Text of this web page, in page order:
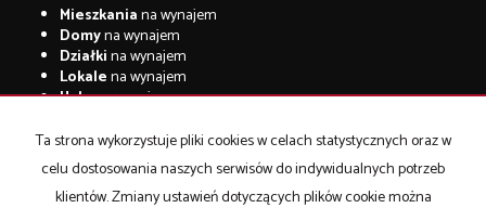
Mieszkaniana wynajem
Domyna wynajem
Działkina wynajem
Lokalena wynajem
Halena wynajem
Mieszkania
na sprzedaż
Domyna sprzedaż
Działkina sprzedaż
Ta strona wykorzystuje pliki cookies w celach statystycznych oraz w
celu dostosowania naszych serwisów do indywidualnych potrzeb
klientów. Zmiany ustawień dotyczących plików cookie można